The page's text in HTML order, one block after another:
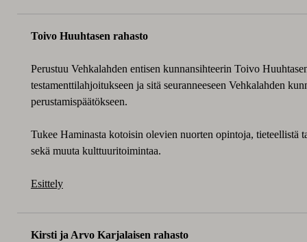
Toivo Huuhtasen rahasto
Perustuu Vehkalahden entisen kunnansihteerin Toivo
testamenttilahjoitukseen ja sitä seuranneeseen Vehkalahden
perustamispäätökseen.
Tukee Haminasta kotoisin olevien nuorten opintoja, tieteellistä
sekä muuta kulttuuritoimintaa.
Esittely
Kirsti ja Arvo Karjalaisen rahasto